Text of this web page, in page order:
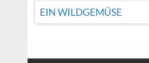
EIN WILDGEMÜSE